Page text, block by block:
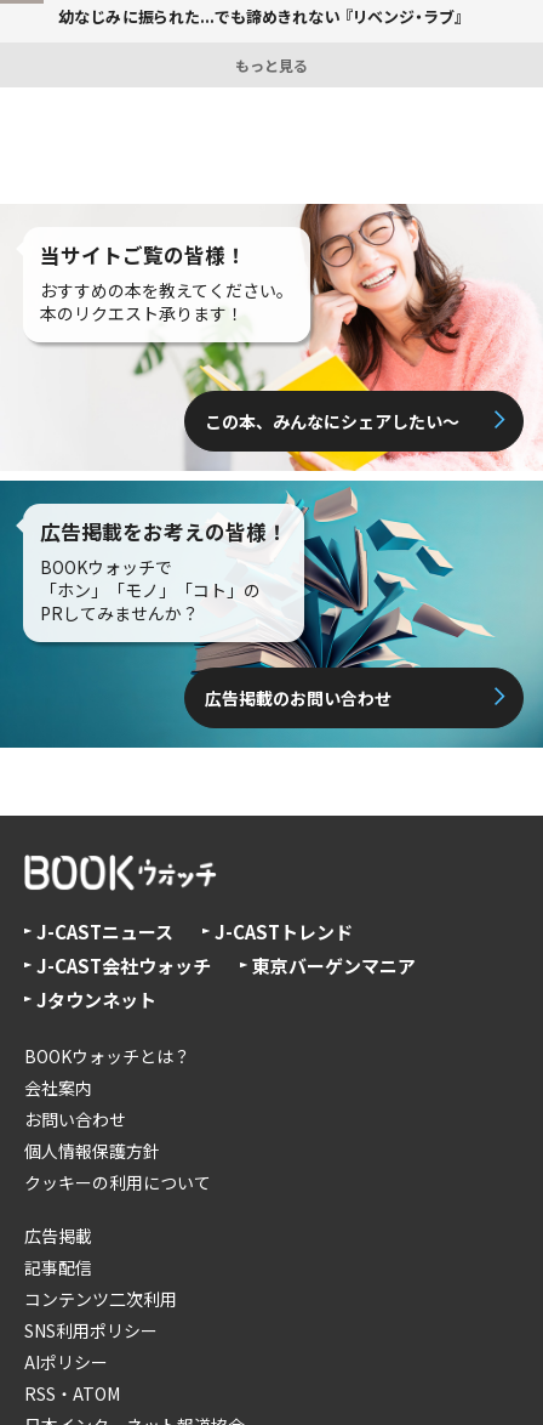
幼なじみに振られた...でも諦めきれない 『リベンジ・ラブ』
もっと見る
当サイトご覧の皆様！
おすすめの本を教えてください。
本のリクエスト承ります！
この本、みんなにシェアしたい〜
広告掲載をお考えの皆様！
BOOKウォッチで
「ホン」「モノ」「コト」の
PRしてみませんか？
広告掲載のお問い合わせ
J-CASTニュース
J-CASTトレンド
J-CAST会社ウォッチ
東京バーゲンマニア
Jタウンネット
BOOKウォッチとは？
会社案内
お問い合わせ
個人情報保護方針
クッキーの利用について
広告掲載
記事配信
コンテンツ二次利用
SNS利用ポリシー
AIポリシー
RSS・ATOM